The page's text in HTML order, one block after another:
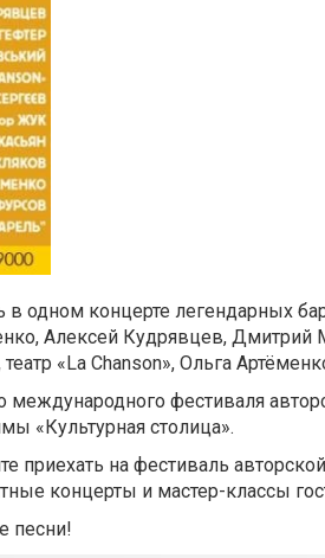
одном концерте легендарных
Алексей Кудрявцев, Дмитрий
«La Chanson», Ольга
международного фестиваля
«Культурная столица».
приехать на фестиваль
концерты и мастер-классы
песни!